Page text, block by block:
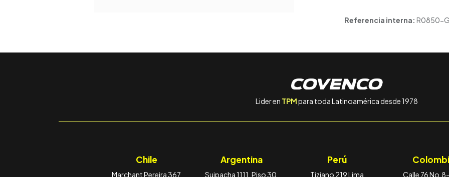
Referencia interna: R0850-
Lider en TPMpara toda Latinoamérica desde 1978
Chile
Marchant Pereira 367
Argentina
Suipacha 1111, Piso 30,
Perú
Tiziano 219 Lima Calle 76